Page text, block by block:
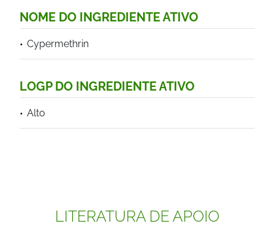
NOME DO INGREDIENTE ATIVO
Cypermethrin
LOGP DO INGREDIENTE ATIVO
Alto
LITERATURA DE APOIO